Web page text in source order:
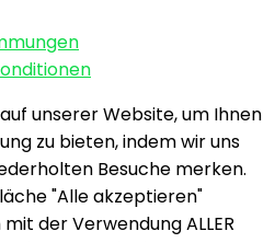
unserer Website, um Ihnen
zu bieten, indem wir uns
Besuche merken.
"Alle akzeptieren"
der Verwendung ALLER